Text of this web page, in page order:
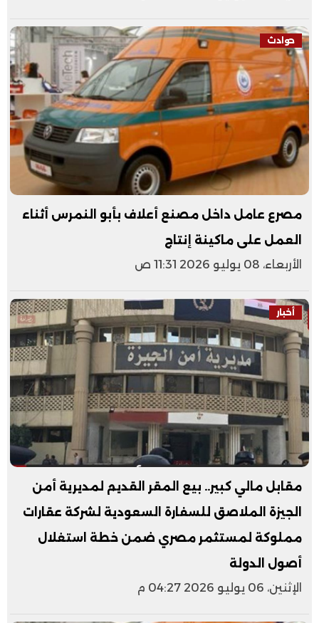
حوادث
مصرع عامل داخل مصنع أعلاف بأبو النمرس أثناء
العمل على ماكينة إنتاج
الأربعاء، 08 يوليو 2026 11:31 ص
أخبار
مقابل مالي كبير.. بيع المقر القديم لمديرية أمن
الجيزة الملاصق للسفارة السعودية لشركة عقارات
مملوكة لمستثمر مصري ضمن خطة استغلال
أصول الدولة
الإثنين، 06 يوليو 2026 04:27 م